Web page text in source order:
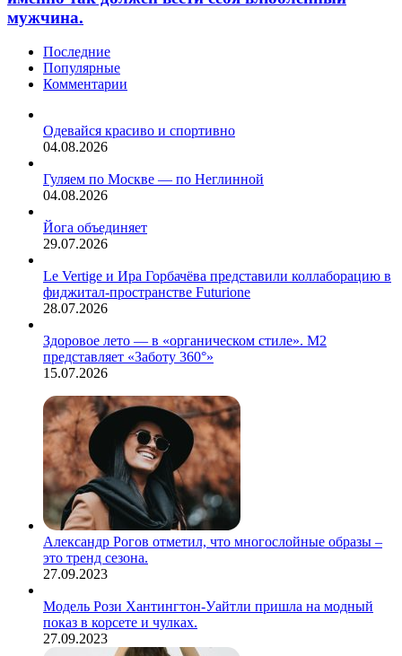
и
подарки.
Если
верить
многочисленным
сериалам,
именно
должен
вести
влюблённый
мужчина.
мужчина.
Последние
Популярные
Комментарии
Одевайся красиво и спортивно
04.08.2026
Гуляем по Москве — по Неглинной
04.08.2026
Йога объединяет
29.07.2026
Le Vertige и Ира Горбачёва представили коллаборацию в
фиджитал-пространстве Futurione
28.07.2026
Здоровое лето — в «органическом стиле». М2
представляет «Заботу 360°»
15.07.2026
Александр Рогов отметил, что многослойные образы –
это тренд сезона.
27.09.2023
Модель Рози Хантингтон-Уайтли пришла на модный
показ в корсете и чулках.
27.09.2023